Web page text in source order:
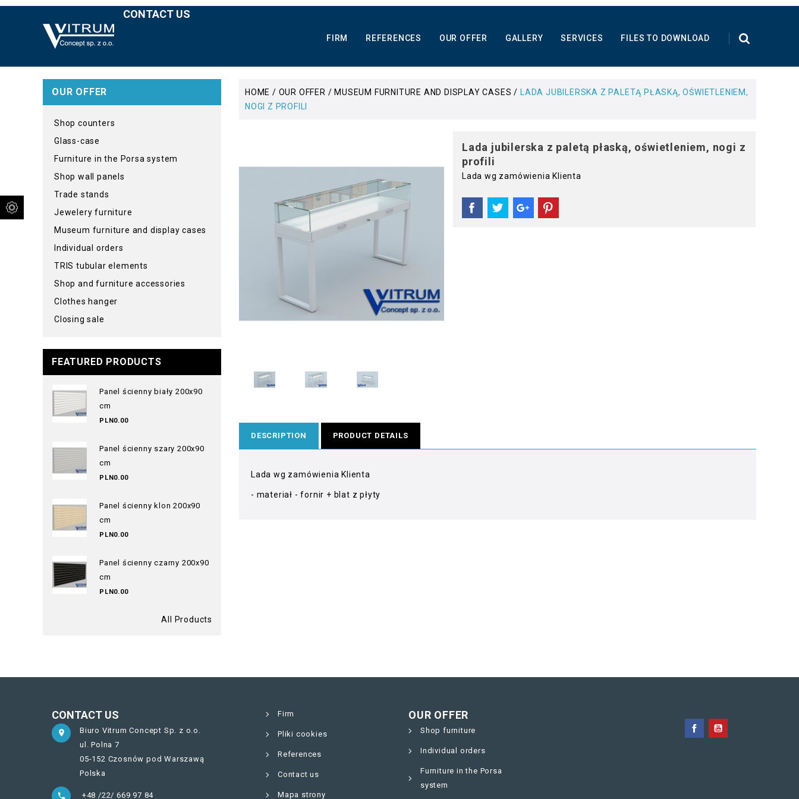
CONTACT US
FIRM REFERENCES OUR OFFER GALLERY SERVICES FILES TO DOWNLOAD
OUR OFFER
Shop counters
Glass-case
Furniture in the Porsa system
Shop wall panels
Trade stands
Jewelery furniture
Museum furniture and display cases
Individual orders
TRIS tubular elements
Shop and furniture accessories
Clothes hanger
Closing sale
FEATURED PRODUCTS
Panel ścienny biały 200x90
cm
PLN0.00
Panel ścienny szary 200x90
cm
PLN0.00
Panel ścienny klon 200x90
cm
PLN0.00
Panel ścienny czarny 200x90
cm
PLN0.00
All Products
HOME OUR OFFER MUSEUM FURNITURE AND DISPLAY CASES
LADA JUBILERSKA Z PALETĄ PŁASKĄ, OŚWIETLENIEM,
NOGI Z PROFILI
Lada jubilerska z paletą płaską, oświetleniem, nogi z
profili
Lada wg zamówienia Klienta
DESCRIPTION PRODUCT DETAILS
Lada wg zamówienia Klienta
- materiał - fornir + blat z płyty
CONTACT US

Biuro Vitrum Concept Sp. z o.o.
ul. Polna 7
05-152 Czosnów pod Warszawą
Polska
 +48 /22/ 669 97 84
Firm
Pliki cookies
References
Contact us
Mapa strony
OUR OFFER
Shop furniture
Individual orders
Furniture in the Porsa
system